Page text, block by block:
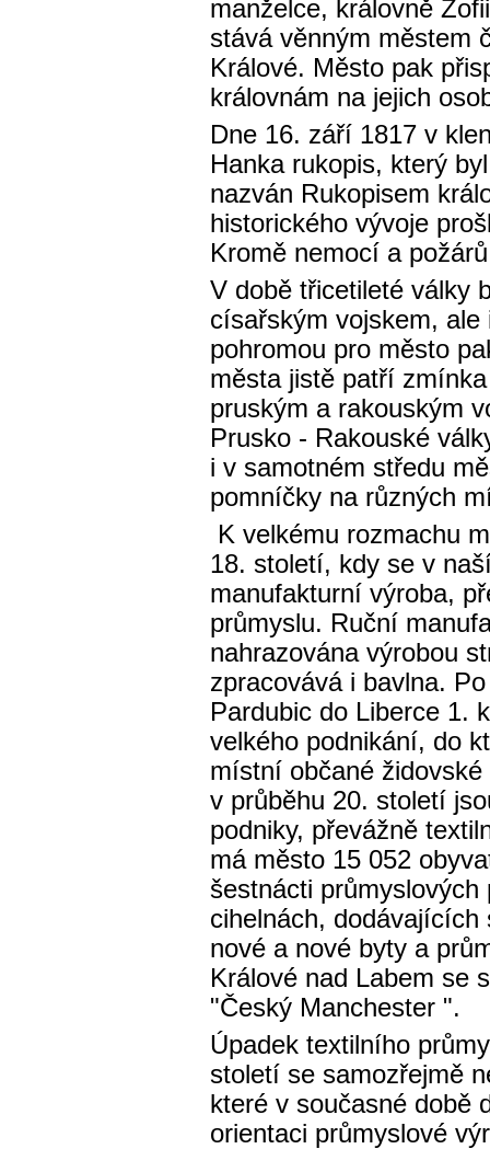
manželce, královně
stává věnným městem
Králové. Město pak
královnám na jejich
Dne 16. září 1817 v
Hanka rukopis, který
nazván Rukopisem
historického vývoje
Kromě nemocí a
V době třicetileté války
císařským vojskem,
pohromou pro město
města jistě patří
pruským a rakouským
Prusko - Rakouské
i v samotném středu
pomníčky na různých
K velkému rozmachu
18. století, kdy se v
manufakturní výroba,
průmyslu. Ruční
nahrazována výrobou
zpracovává i bavlna.
Pardubic do Liberce 1.
velkého podnikání, do
místní občané
v průběhu 20. století
podniky, převážně
má město 15 052
šestnácti
cihelnách,
nové a nové byty a
Králové nad Labem se
"Český Manchester ".
Úpadek textilního
století se samozřejmě
které v současné době
orientaci průmyslové